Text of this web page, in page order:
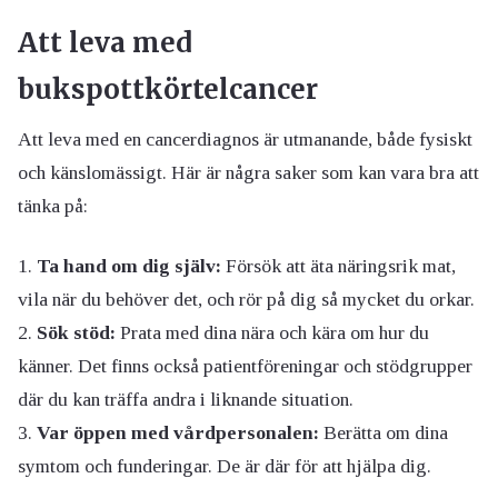
Att leva med
bukspottkörtelcancer
Att leva med en cancerdiagnos är utmanande, både fysiskt
och känslomässigt. Här är några saker som kan vara bra att
tänka på:
Ta hand om dig själv: Försök att äta näringsrik mat,
vila när du behöver det, och rör på dig så mycket du orkar.
Sök stöd: Prata med dina nära och kära om hur du
känner. Det finns också patientföreningar och stödgrupper
där du kan träffa andra i liknande situation.
Var öppen med vårdpersonalen: Berätta om dina
symtom och funderingar. De är där för att hjälpa dig.